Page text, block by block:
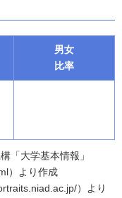
男女
比率
「大学基本情報」
）より作成
）より